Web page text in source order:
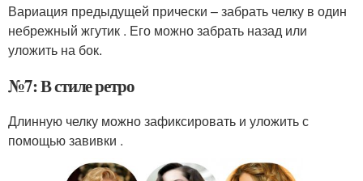
Вариация предыдущей прически – забрать челку в один
небрежный жгутик . Его можно забрать назад или
уложить на бок.
№7: В стиле ретро
Длинную челку можно зафиксировать и уложить с
помощью завивки .